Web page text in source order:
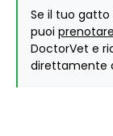
Se il tuo
puoi
DoctorVet e
direttamente